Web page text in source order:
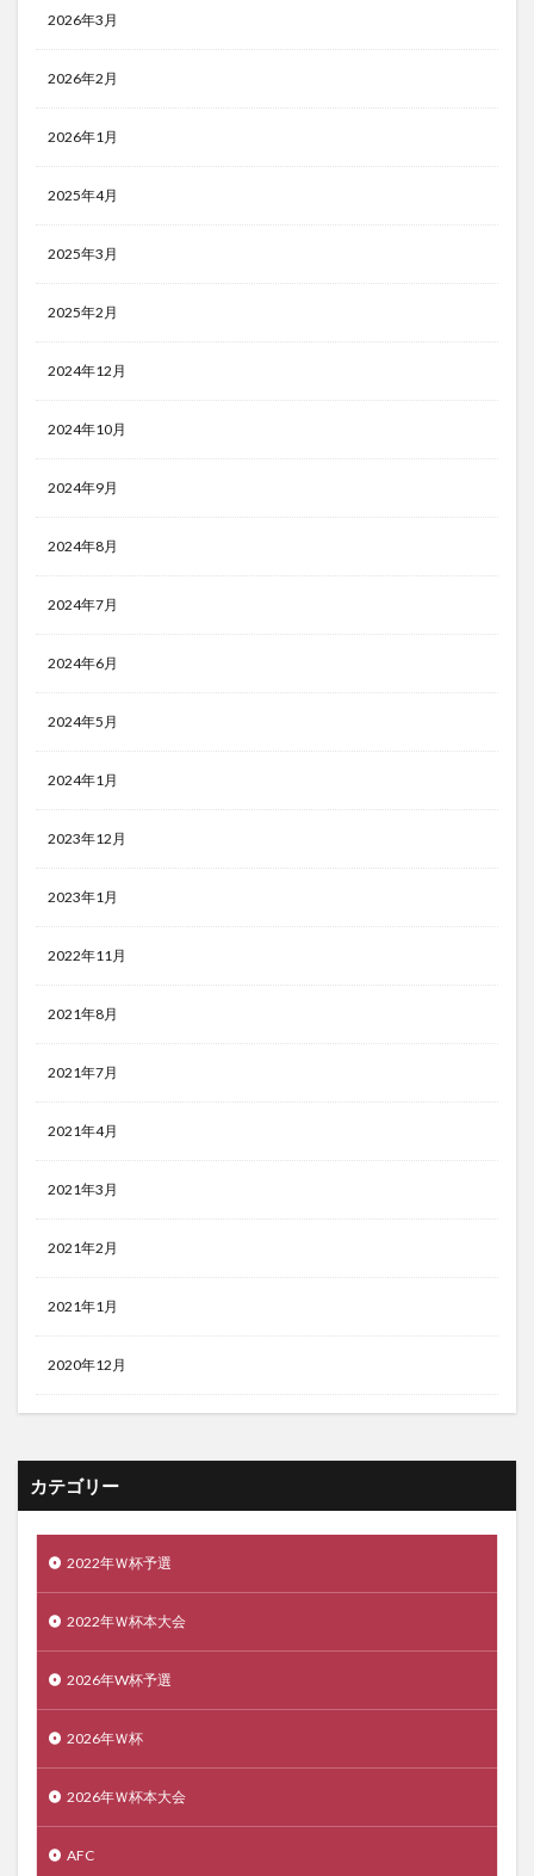
2026年3月
2026年2月
2026年1月
2025年4月
2025年3月
2025年2月
2024年12月
2024年10月
2024年9月
2024年8月
2024年7月
2024年6月
2024年5月
2024年1月
2023年12月
2023年1月
2022年11月
2021年8月
2021年7月
2021年4月
2021年3月
2021年2月
2021年1月
2020年12月
カテゴリー
2022年Ｗ杯予選
2022年Ｗ杯本大会
2026年W杯予選
2026年Ｗ杯
2026年Ｗ杯本大会
AFC